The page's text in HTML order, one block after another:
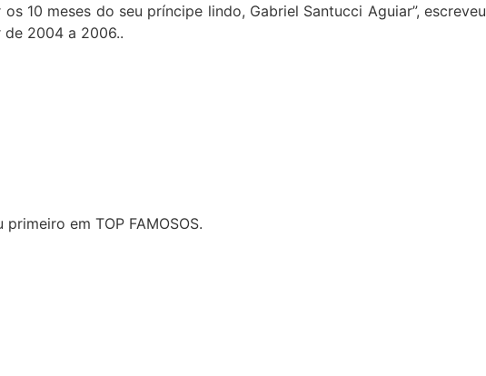
10 meses do seu príncipe lindo, Gabriel Santucci Aguiar”, escreveu
de 2004 a 2006..
em TOP FAMOSOS.